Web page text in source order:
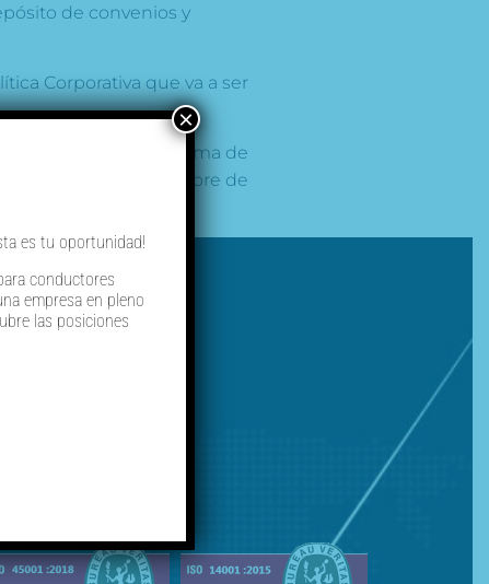
de convenios y
Corporativa que va a ser
se consolida con la firma de
con fecha 11 de octubre de
es tu oportunidad!
conductores
empresa en pleno
las posiciones
×